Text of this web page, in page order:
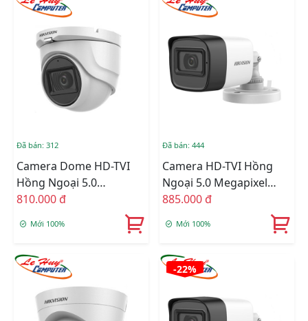
Đã bán: 312
Camera Dome HD-TVI
Hồng Ngoại 5.0
Megapixel HIKVISION
810.000 đ
Mới 100%
Đã bán: 444
Camera HD-TVI Hồng
Ngoại 5.0 Megapixel
HIKVISION DS-
885.000 đ
Mới 100%
-22%